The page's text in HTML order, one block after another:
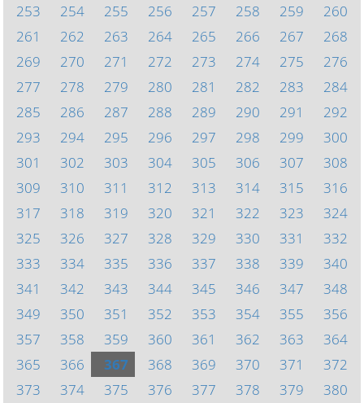
253
254 255 256 257 258 259
260
261
262 263 264 265 266 267
268
269
270 271 272 273 274 275
276
277
278 279 280 281 282 283
284
285
286 287 288 289 290 291
292
293
294 295 296 297 298 299
300
301
302 303 304 305 306 307
308
309
310 311 312 313 314 315
316
317
318 319 320 321 322 323
324
325
326 327 328 329 330 331
332
333
334 335 336 337 338 339
340
341
342 343 344 345 346 347
348
349
350 351 352 353 354 355
356
357
358 359 360 361 362 363
364
365
366 367 368 369 370 371
372
373
374 375 376 377 378 379 380